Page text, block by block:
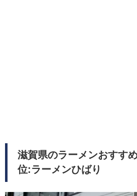
滋賀県のラーメンおすす
位:ラーメンひばり